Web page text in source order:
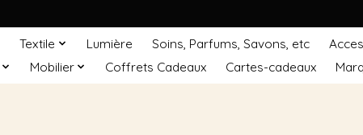
Textile Lumière Soins, Parfums, Savons, etc
Mobilier Coffrets Cadeaux Cartes-cadeaux